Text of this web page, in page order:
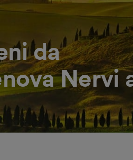
da
Nervi